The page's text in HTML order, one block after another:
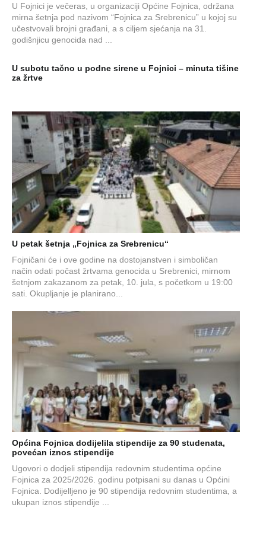
U Fojnici je večeras, u organizaciji Općine Fojnica, održana
mirna šetnja pod nazivom “Fojnica za Srebrenicu” u kojoj su
učestvovali brojni građani, a s ciljem sjećanja na 31.
godišnjicu genocida nad ...
U subotu tačno u podne sirene u Fojnici – minuta tišine
za žrtve
U petak šetnja „Fojnica za Srebrenicu“
Fojničani će i ove godine na dostojanstven i simboličan
način odati počast žrtvama genocida u Srebrenici, mirnom
šetnjom zakazanom za petak, 10. jula, s početkom u 19:00
sati. Okupljanje je planirano...
Općina Fojnica dodijelila stipendije za 90 studenata,
povećan iznos stipendije
Ugovori o dodjeli stipendija redovnim studentima općine
Fojnica za 2025/2026. godinu potpisani su danas u Općini
Fojnica. Dodijelljeno je 90 stipendija redovnim studentima, a
ukupan iznos stipendije ...